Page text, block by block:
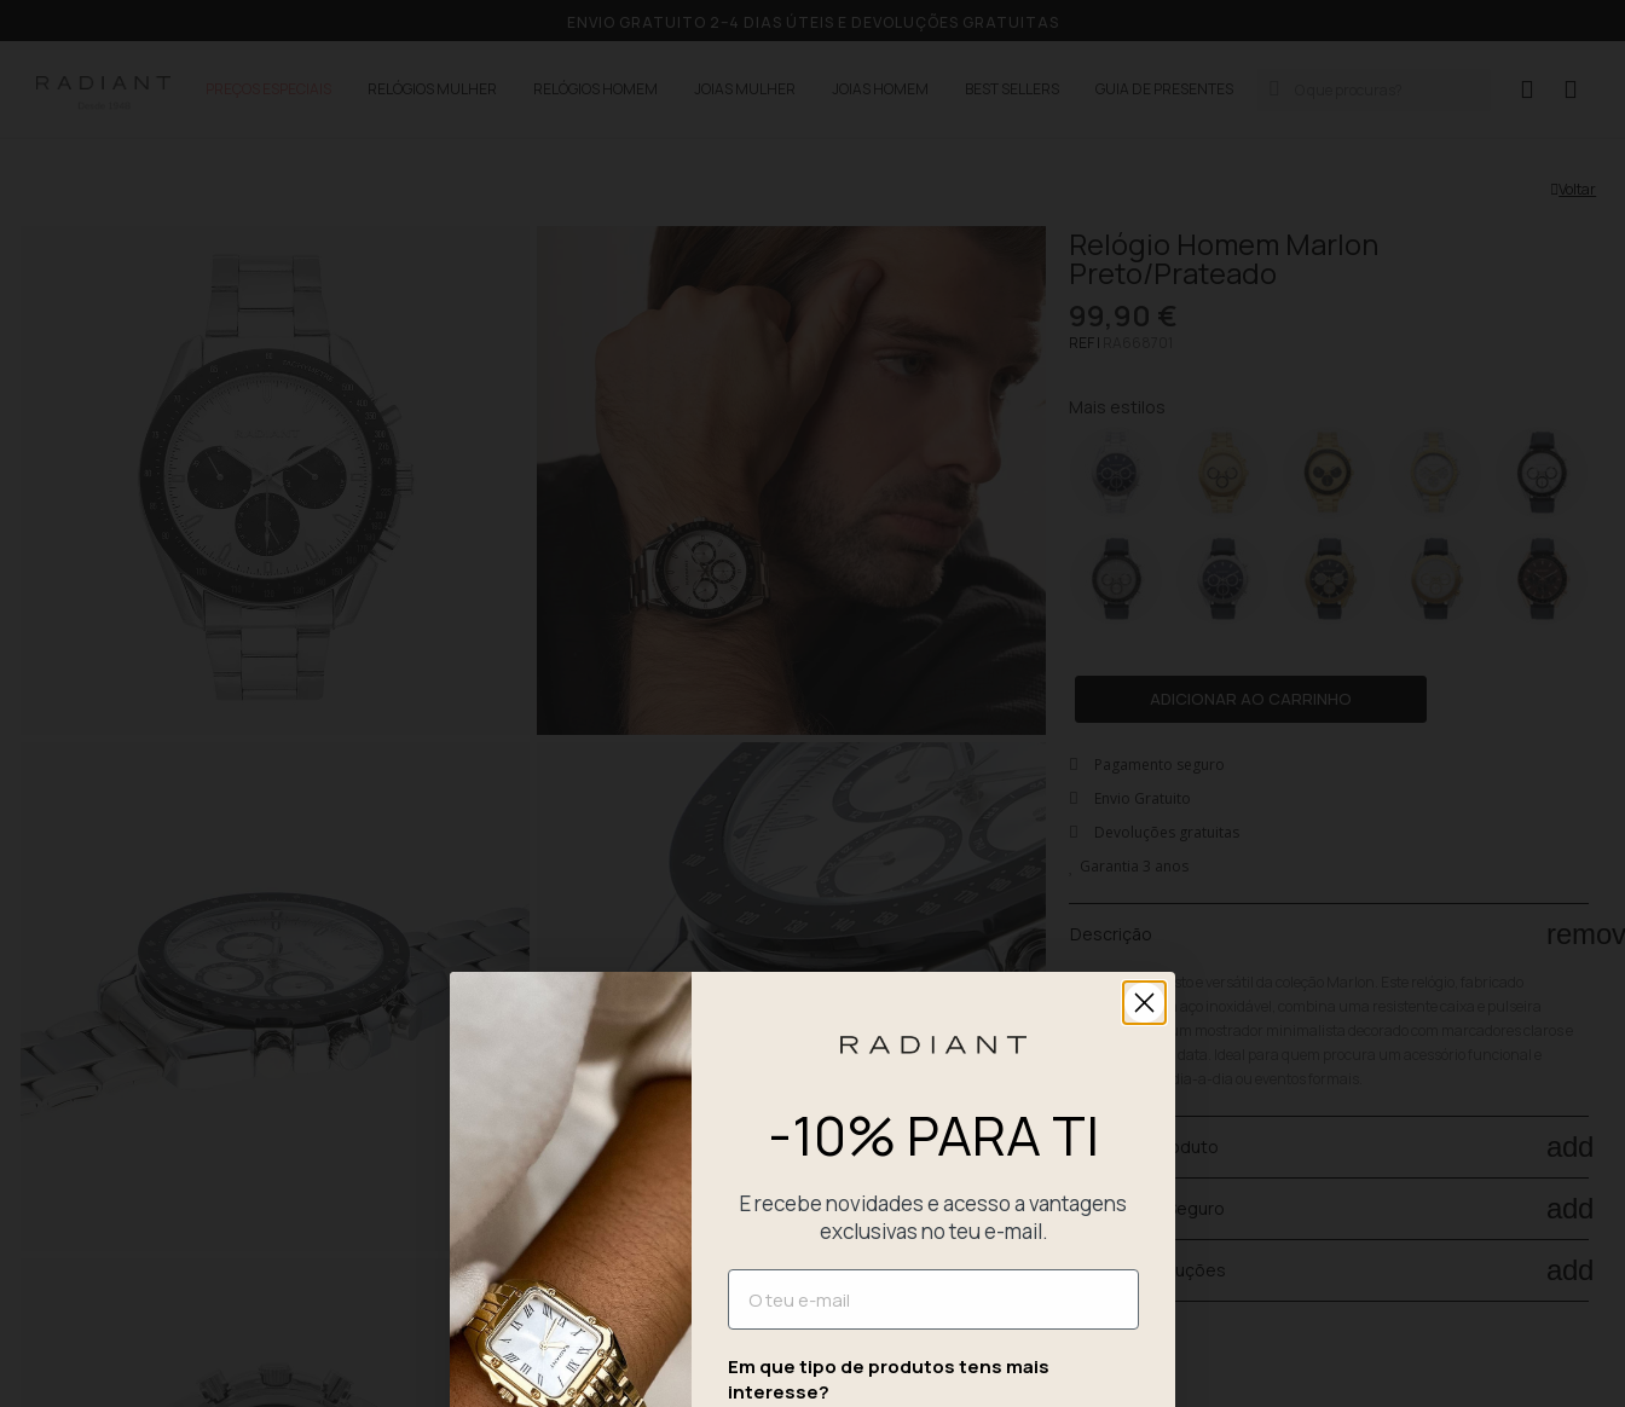
ENVIO GRATUITO 2–4 DIAS ÚTEIS E DEVOLUÇÕES GRATUITAS
RELÓGIOS MULHER RELÓGIOS HOMEM JOIAS MULHER JOIAS HOMEM BEST SELLERS GUIA DE PRESENTES
Voltar
Relógio Homem Marlon
Preto/Prateado
99,90 €
REF |
Mais estilos
ADICIONAR AO CARRINHO
Pagamento seguro
Envio Gratuito
Devoluções gratuitas
Garantia 3 anos
Descrição
Um design robusto e versátil da coleção Marlon. Este relógio, fabricado
inteiramente em aço inoxidável, combina uma resistente caixa e pulseira
prateadas com um mostrador minimalista decorado com marcadores claros e
add
Dados do produto
add
Pagamento Seguro
add
Envio e devoluções
-10% PARA TI
E recebe novidades e acesso a vantagens
exclusivas no teu e-mail.
Email
Em que tipo de produtos tens mais
interesse?